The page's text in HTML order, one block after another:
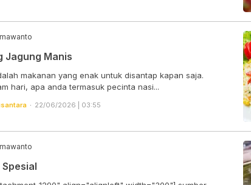
Jagung Manis
makanan yang enak untuk disantap kapan saja.
hari, apa anda termasuk pecinta nasi...
22/06/2026 | 03:55